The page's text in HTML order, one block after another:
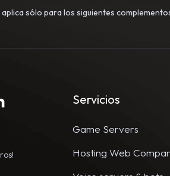
sólo para los siguientes
Servicios
Game Servers
Hosting Web